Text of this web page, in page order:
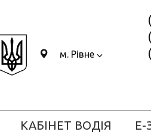
м. Рівне
КАБІНЕТ ВОДІЯ Е-